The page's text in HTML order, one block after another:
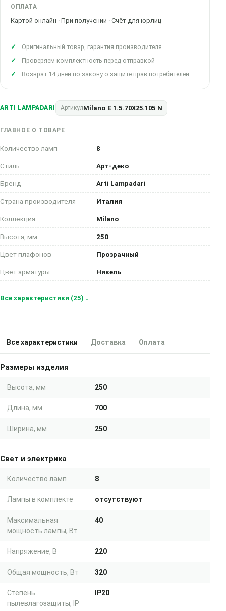
ARTI LAMPADARI АртикулMilano E 1.5.70X25.105 N
ГЛАВНОЕ О ТОВАРЕ
Количество ламп 8
Стиль Арт-деко
Бренд Arti Lampadari
Страна производителя Италия
Коллекция Milano
Высота, мм 250
Цвет плафонов Прозрачный
Цвет арматуры Никель
Все характеристики (25) ↓
ОПЛАТА
Картой онлайн · При получении · Счёт для юрлиц
Оригинальный товар, гарантия производителя
Проверяем комплектность перед отправкой
Возврат 14 дней по закону о защите прав потребителей
Все характеристики Доставка Оплата
Размеры изделия
Высота, мм 250
Длина, мм 700
Ширина, мм 250
Свет и электрика
Количество ламп 8
Лампы в комплекте отсутствуют
Максимальная
мощность лампы, Вт
40
Напряжение, В 220
Общая мощность, Вт 320
Степень
пылевлагозащиты, IP
IP20